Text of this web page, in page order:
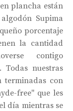
plancha están
Supima
porcentaje
la cantidad
contigo
nuestras
terminadas con
free" que les
día mientras se